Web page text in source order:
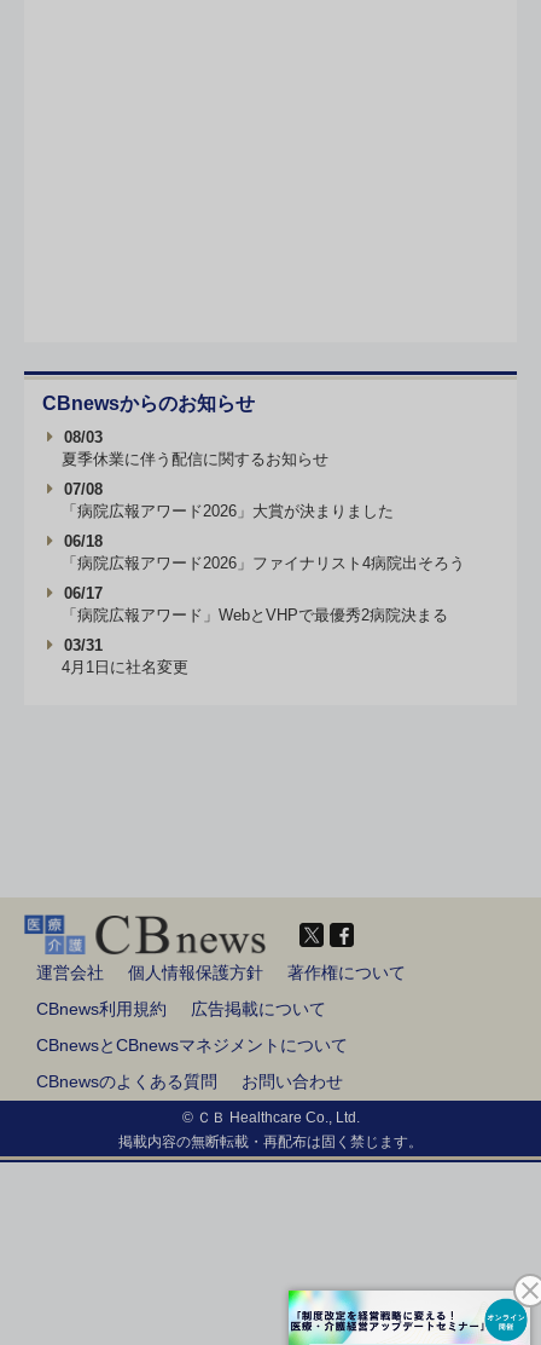
CBnewsからのお知らせ
08/03
夏季休業に伴う配信に関するお知らせ
07/08
「病院広報アワード2026」大賞が決まりました
06/18
「病院広報アワード2026」ファイナリスト4病院出そろう
06/17
「病院広報アワード」WebとVHPで最優秀2病院決まる
03/31
4月1日に社名変更
運営会社 個人情報保護方針
著作権について
CBnews利用規約
広告掲載について
CBnewsとCBnewsマネジメントについて
CBnewsのよくある質問
お問い合わせ
© ＣＢ Healthcare Co., Ltd.
掲載内容の無断転載・再配布は固く禁じます。